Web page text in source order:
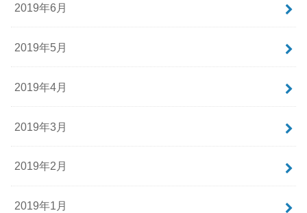
2019年6月
2019年5月
2019年4月
2019年3月
2019年2月
2019年1月